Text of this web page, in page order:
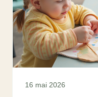
16 mai 2026